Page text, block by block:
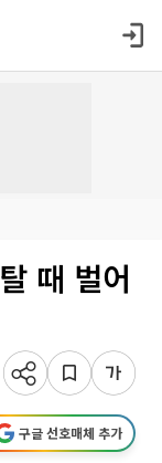
때 벌어
구글 선호매체 추가